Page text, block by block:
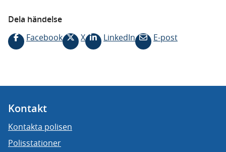
Dela händelse
Facebook
X LinkedIn E-post
Kontakt
Kontakta polisen
Polisstationer